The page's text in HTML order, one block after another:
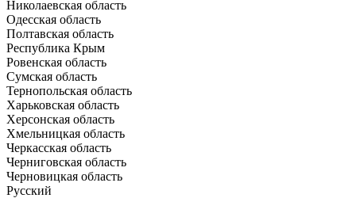
Николаевская область
Одесская область
Полтавская область
Республика Крым
Ровенская область
Сумская область
Тернопольская область
Харьковская область
Херсонская область
Хмельницкая область
Черкасская область
Черниговская область
Черновицкая область
Русский